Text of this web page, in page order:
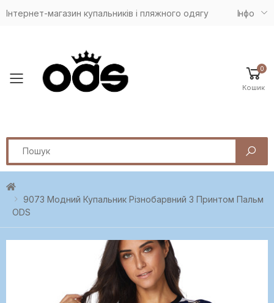
Інтернет-магазин купальників і пляжного одягу Iнфо
Toggle mobile menu
0
Кошик
Search
9073 Модний Купальник Різнобарвний З Принтом Пальм
ODS